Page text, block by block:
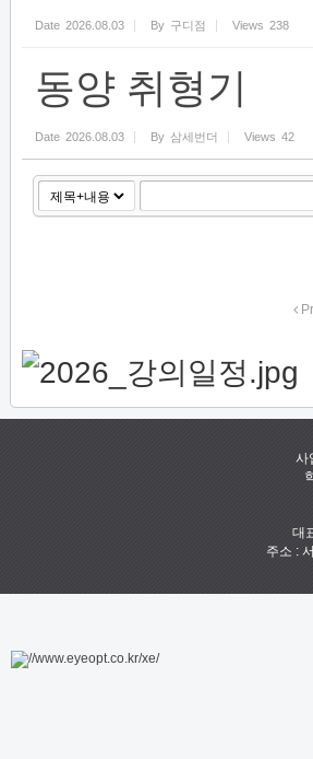
Date 2026.08.03 By 구디점 Views 238
동양 취형기
Date 2026.08.03 By 삼세번더 Views 42
사
대
주소 :